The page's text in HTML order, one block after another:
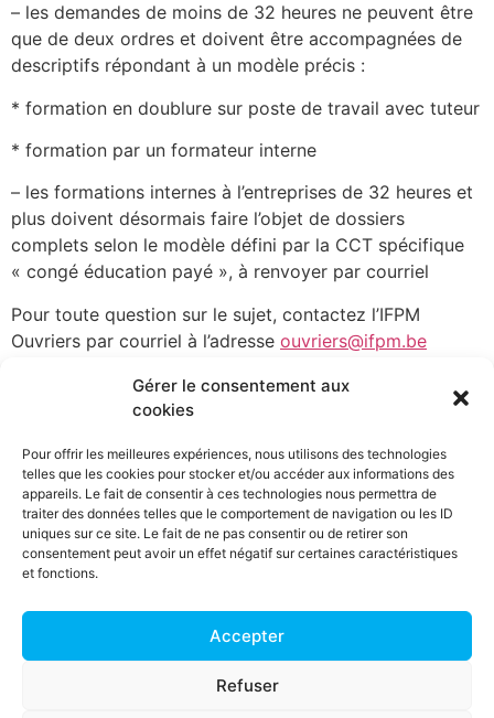
Gérer le consentement aux
cookies
Pour offrir les meilleures expériences, nous utilisons des technologies
telles que les cookies pour stocker et/ou accéder aux informations des
appareils. Le fait de consentir à ces technologies nous permettra de
traiter des données telles que le comportement de navigation ou les ID
uniques sur ce site. Le fait de ne pas consentir ou de retirer son
consentement peut avoir un effet négatif sur certaines caractéristiques
et fonctions.
Accepter
Refuser
– les demandes de moins de 32 heures ne peuvent être
que de deux ordres et doivent être accompagnées de
descriptifs répondant à un modèle précis :
* formation en doublure sur poste de travail avec tuteur
* formation par un formateur interne
– les formations internes à l’entreprises de 32 heures et
plus doivent désormais faire l’objet de dossiers
complets selon le modèle défini par la CCT spécifique
« congé éducation payé », à renvoyer par courriel
Pour toute question sur le sujet, contactez l’IFPM
Ouvriers par courriel à l’adresse ouvriers@ifpm.be
Entreprises Ouvriers Enseignants Etudiants
Chercheurs
d'emploi
NOUS CONTACTER